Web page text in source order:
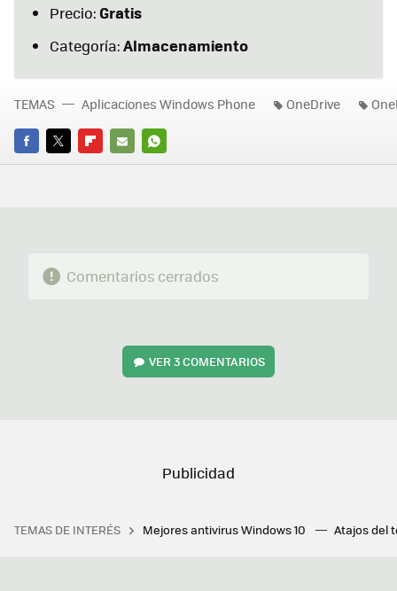
Precio:Gratis
Categoría:Almacenamiento
FACEBOOK
TWITTERFLIPBOARD
E-
WHATSAPP
TEMAS Aplicaciones Windows Phone OneDrive
Comentarios cerrados
VER3 COMENTARIOS
TEMAS DE INTERÉS Mejores antivirus Windows 10 Atajos del